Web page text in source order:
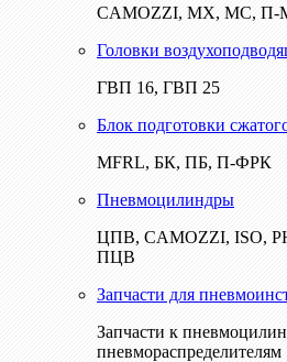
CAMOZZI, МХ, МС, П-
Головки
ГВП 16, ГВП 25
Блок подготовки
MFRL, БК, ПБ, П-ФРК
Пневмоцилиндры
ЦПВ, CAMOZZI, ISO,
ПЦВ
Запчасти для
Запчасти к
пневмораспределителям